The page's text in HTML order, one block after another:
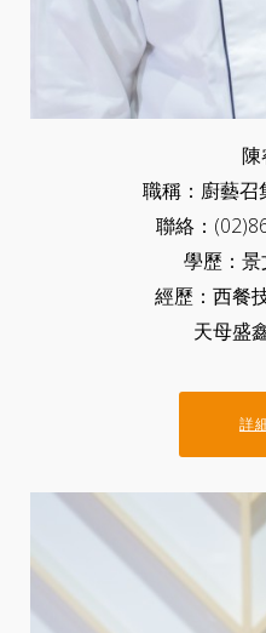
陳
職稱：廚藝召
聯絡：
學歷：
經歷：西餐
天母盛
詳